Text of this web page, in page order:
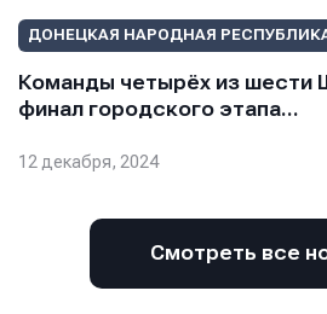
ДОНЕЦКАЯ НАРОДНАЯ
Команды четырёх из шести
финал городского этапа…
12 декабря, 2024
Смотреть все
Нажимая кнопку “Отправить”,
условиями обработки
Нажимая кнопку “Отправить”,
условиями обработки
Нажимая кнопку “Отправить”,